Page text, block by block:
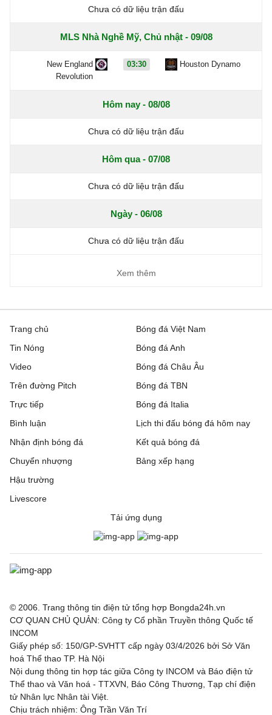
Chưa có dữ liệu trận đấu
MLS Nhà Nghề Mỹ, Chủ nhật - 09/08
New England
Revolution
03:30 Houston Dynamo
Hôm nay - 08/08
Chưa có dữ liệu trận đấu
Hôm qua - 07/08
Chưa có dữ liệu trận đấu
Ngày - 06/08
Chưa có dữ liệu trận đấu
Xem thêm
Trang chủ
Tin Nóng
Video
Trên đường Pitch
Trực tiếp
Bóng đá Việt Nam
Bóng đá Anh
Bóng đá Châu Âu
Bóng đá TBN
Bóng đá Italia
Bình luận
Nhận định bóng đá
Chuyển nhượng
Hậu trường
Livescore
Lịch thi đấu bóng đá hôm nay
Kết quả bóng đá
Bảng xếp hạng
Tải ứng dụng
© 2006. Trang thông tin điện tử tổng hợp Bongda24h.vn
CƠ QUAN CHỦ QUẢN: Công ty Cổ phần Truyền thông Quốc tế
INCOM
Giấy phép số: 150/GP-SVHTT cấp ngày 03/4/2026 bởi Sở Văn
hoá Thể thao TP. Hà Nội
Nội dung thông tin hợp tác giữa Công ty INCOM và Báo điện tử
Thể thao và Văn hoá - TTXVN, Báo Công Thương, Tạp chí điện
tử Nhân lực Nhân tài Việt.
Chịu trách nhiệm: Ông Trần Văn Trí